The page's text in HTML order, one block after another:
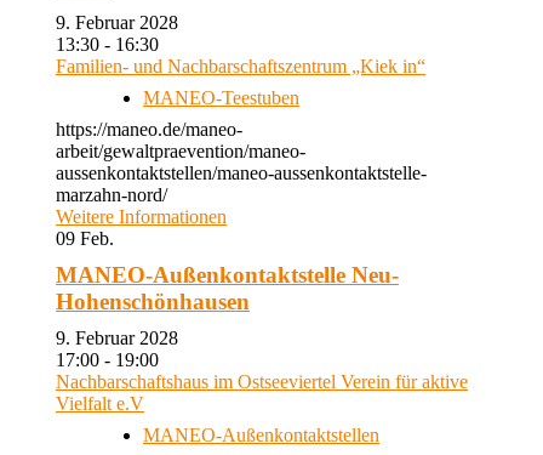
9. Februar 2028
13:30 - 16:30
Familien- und Nachbarschaftszentrum „Kiek in“
MANEO-Teestuben
https://maneo.de/maneo-
arbeit/gewaltpraevention/maneo-
aussenkontaktstellen/maneo-aussenkontaktstelle-
marzahn-nord/
Weitere Informationen
09 Feb.
MANEO-Außenkontaktstelle Neu-
Hohenschönhausen
9. Februar 2028
17:00 - 19:00
Nachbarschaftshaus im Ostseeviertel Verein für aktive
Vielfalt e.V
MANEO-Außenkontaktstellen